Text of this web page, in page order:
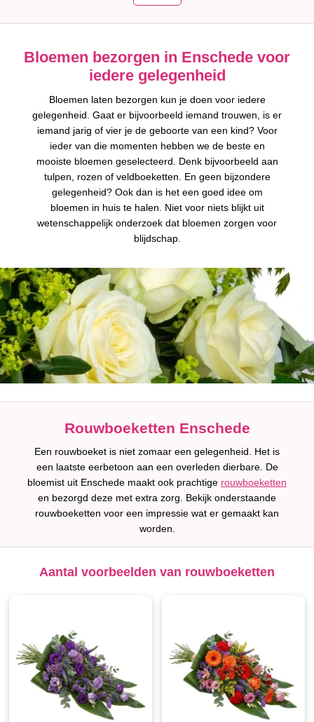
Bloemen bezorgen in Enschede voor
iedere gelegenheid
Bloemen laten bezorgen kun je doen voor iedere
gelegenheid. Gaat er bijvoorbeeld iemand trouwen, is er
iemand jarig of vier je de geboorte van een kind? Voor
ieder van die momenten hebben we de beste en
mooiste bloemen geselecteerd. Denk bijvoorbeeld aan
tulpen, rozen of veldboeketten. En geen bijzondere
gelegenheid? Ook dan is het een goed idee om
bloemen in huis te halen. Niet voor niets blijkt uit
wetenschappelijk onderzoek dat bloemen zorgen voor
blijdschap.
Rouwboeketten Enschede
Een rouwboeket is niet zomaar een gelegenheid. Het is
een laatste eerbetoon aan een overleden dierbare. De
bloemist uit Enschede maakt ook prachtige rouwboeketten
en bezorgd deze met extra zorg. Bekijk onderstaande
rouwboeketten voor een impressie wat er gemaakt kan
worden.
Aantal voorbeelden van rouwboeketten